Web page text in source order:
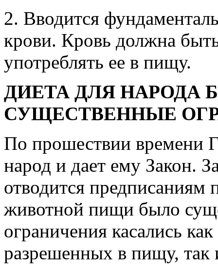
2. Вводится
крови. Кровь должна
употреблять ее в пищу.
ДИЕТА ДЛЯ НАРОДА
СУЩЕСТВЕННЫЕ
По прошествии времени
народ и дает ему Закон.
отводится
животной пищи было
ограничения касались
разрешенных в пищу, так